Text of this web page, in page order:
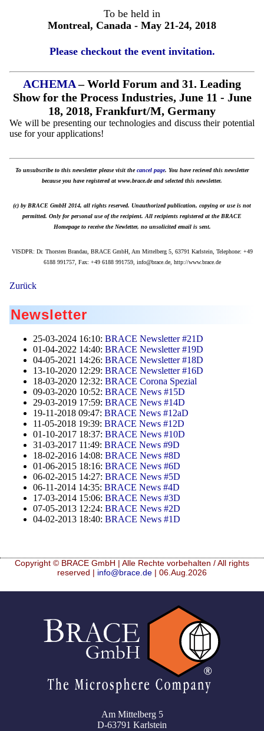
To be held in
Montreal, Canada - May 21-24, 2018
Please checkout the event invitation.
ACHEMA– World Forum and 31. Leading
Show for the Process Industries, June 11 - June
18, 2018, Frankfurt/M, Germany
We will be presenting our technologies and discuss their potential
use for your applications!
To unsubscribe to this newsletter please visit thecancel page. You have recieved this newsletter
because you have registered at www.brace.de and selected this newsletter.
(c) by BRACE GmbH 2014, all rights reserved. Unauthorized publication, copying or use is not
permitted. Only for personal use of the recipient. All recipients registered at the BRACE
Homepage to receive the Newletter, no unsolicited email is sent.
VISDPR: Dr. Thorsten Brandau, BRACE GmbH, Am Mittelberg 5, 63791 Karlstein, Telephone: +49
6188 991757, Fax: +49 6188 991759, info@brace.de, http://www.brace.de
Zurück
Newsletter
25-03-2024 16:10: BRACE Newsletter #21D
01-04-2022 14:40: BRACE Newsletter #19D
04-05-2021 14:26: BRACE Newsletter #18D
13-10-2020 12:29: BRACE Newsletter #16D
18-03-2020 12:32: BRACE Corona Spezial
09-03-2020 10:52: BRACE News #15D
29-03-2019 17:59: BRACE News #14D
19-11-2018 09:47: BRACE News #12aD
11-05-2018 19:39: BRACE News #12D
01-10-2017 18:37: BRACE News #10D
31-03-2017 11:49: BRACE News #9D
18-02-2016 14:08: BRACE News #8D
01-06-2015 18:16: BRACE News #6D
06-02-2015 14:27: BRACE News #5D
06-11-2014 14:35: BRACE News #4D
17-03-2014 15:06: BRACE News #3D
07-05-2013 12:24: BRACE News #2D
04-02-2013 18:40: BRACE News #1D
Copyright © BRACE GmbH | Alle Rechte vorbehalten / All rights
reserved | info@brace.de | 06.Aug.2026
Am Mittelberg 5
D-63791 Karlstein